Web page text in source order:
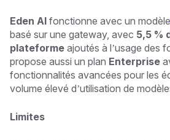
Eden AI fonctionne avec un modèle
basé sur une gateway, avec 5,5 %
plateforme ajoutés à l’usage des
propose aussi un plan Enterprise
fonctionnalités avancées pour les
volume élevé d’utilisation de
Limites